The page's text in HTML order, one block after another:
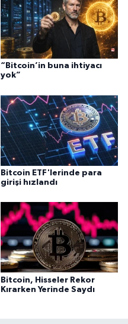
“Bitcoin’in buna ihtiyacı
yok”
Bitcoin ETF'lerinde para
girişi hızlandı
Bitcoin, Hisseler Rekor
Kırarken Yerinde Saydı